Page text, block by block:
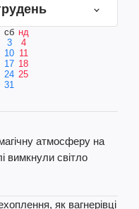
сб нд
3
4
10 11
17 18
24 25
31
атмосферу на
вимкнули світло
як вагнерівці